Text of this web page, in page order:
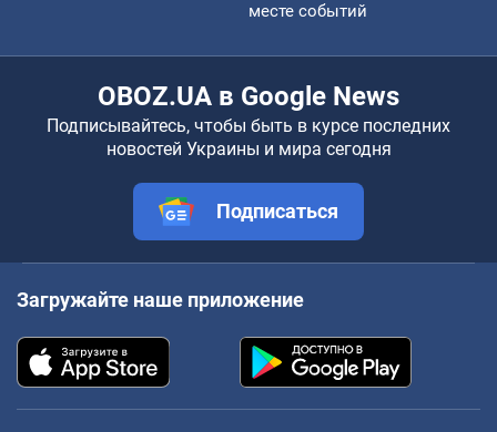
месте событий
OBOZ.UA в Google News
Подписывайтесь, чтобы быть в курсе последних
новостей Украины и мира сегодня
Подписаться
Загружайте наше приложение